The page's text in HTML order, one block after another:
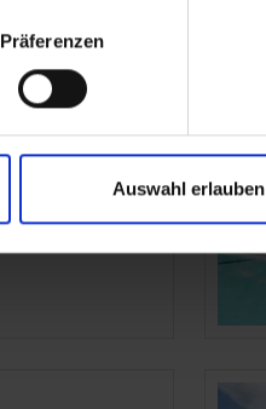
Präferenzen
Auswahl erlauben